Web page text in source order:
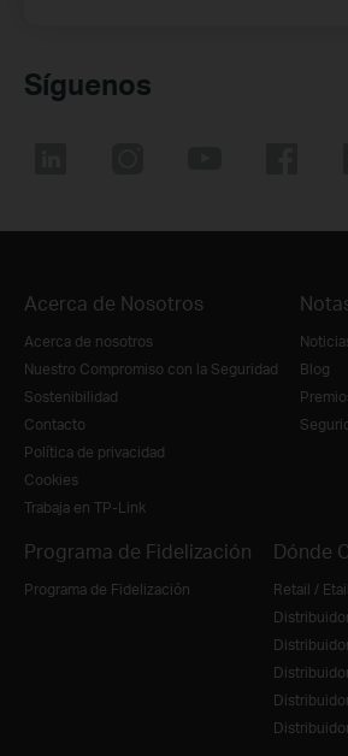
Síguenos
Acerca de Nosotros
Acerca de nosotros
Nuestro Compromiso con la Seguridad
Sostenibilidad
Contacto
Política de privacidad
Cookies
Trabaja en TP-Link
Blog
Programa de Fidelización
Programa de Fidelización
Dónde
Retail / Etail